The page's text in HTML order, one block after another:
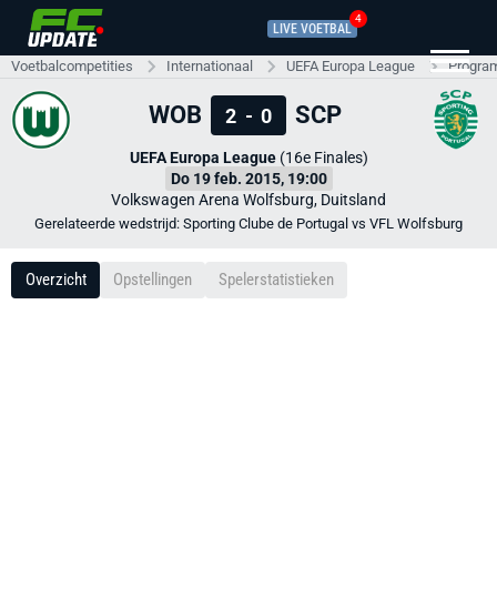
LIVE VOETBAL
4
Voetbalcompetities Internationaal UEFA Europa League
WOB 2 - 0 SCP
UEFA Europa League(16e Finales)
Do 19 feb. 2015, 19:00
Volkswagen Arena Wolfsburg, Duitsland
Gerelateerde wedstrijd: Sporting Clube de Portugal vs VFL Wolfsburg
Overzicht Opstellingen Spelerstatistieken